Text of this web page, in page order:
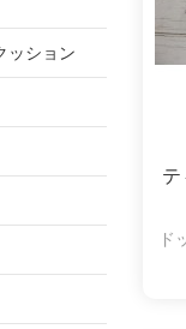
ッション
ド